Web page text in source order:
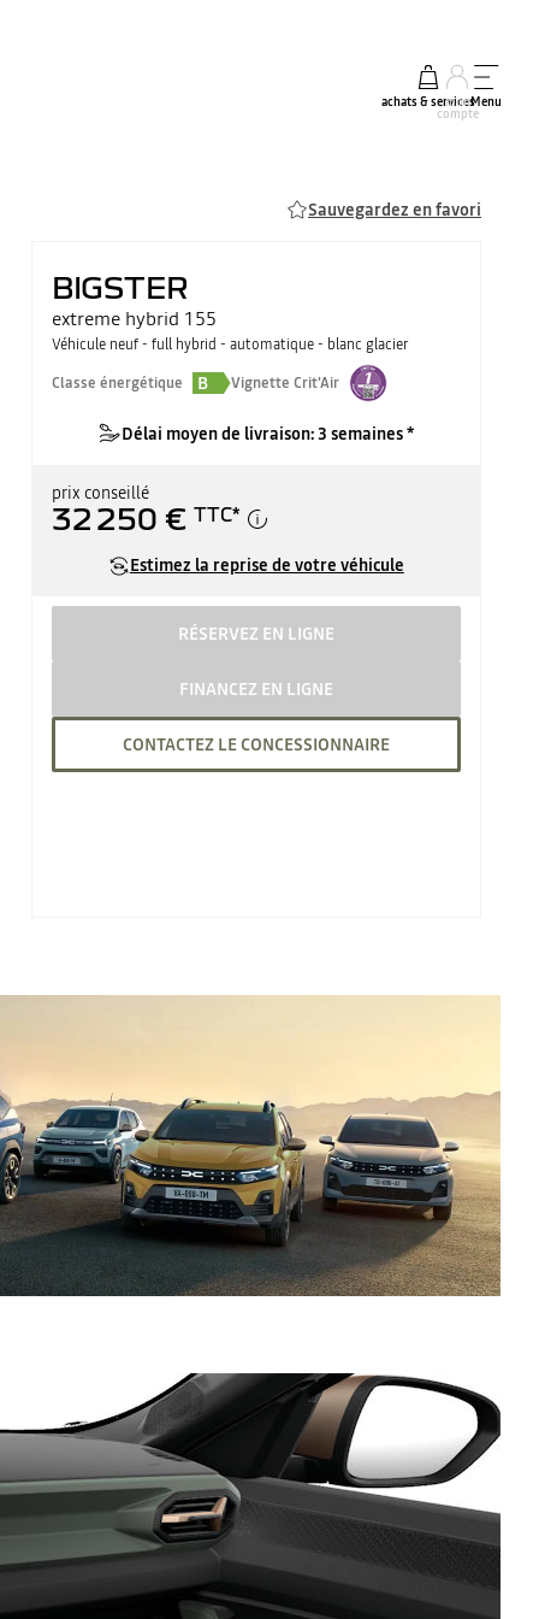
achats & services
mon
compte
Menu
Sauvegardez en favori
BIGSTER
extreme hybrid 155
Véhicule neuf - full hybrid - automatique - blanc glacier
Classe énergétique
B Vignette Crit'Air
Délai moyen de livraison: 3 semaines *
prix conseillé
32 250 € TTC*
Estimez la reprise de votre véhicule
RÉSERVEZ EN LIGNE
FINANCEZ EN LIGNE
CONTACTEZ LE CONCESSIONNAIRE